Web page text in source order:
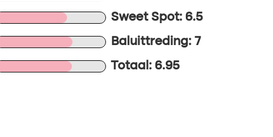
Sweet Spot: 6.5
Baluittreding: 7
Totaal: 6.95